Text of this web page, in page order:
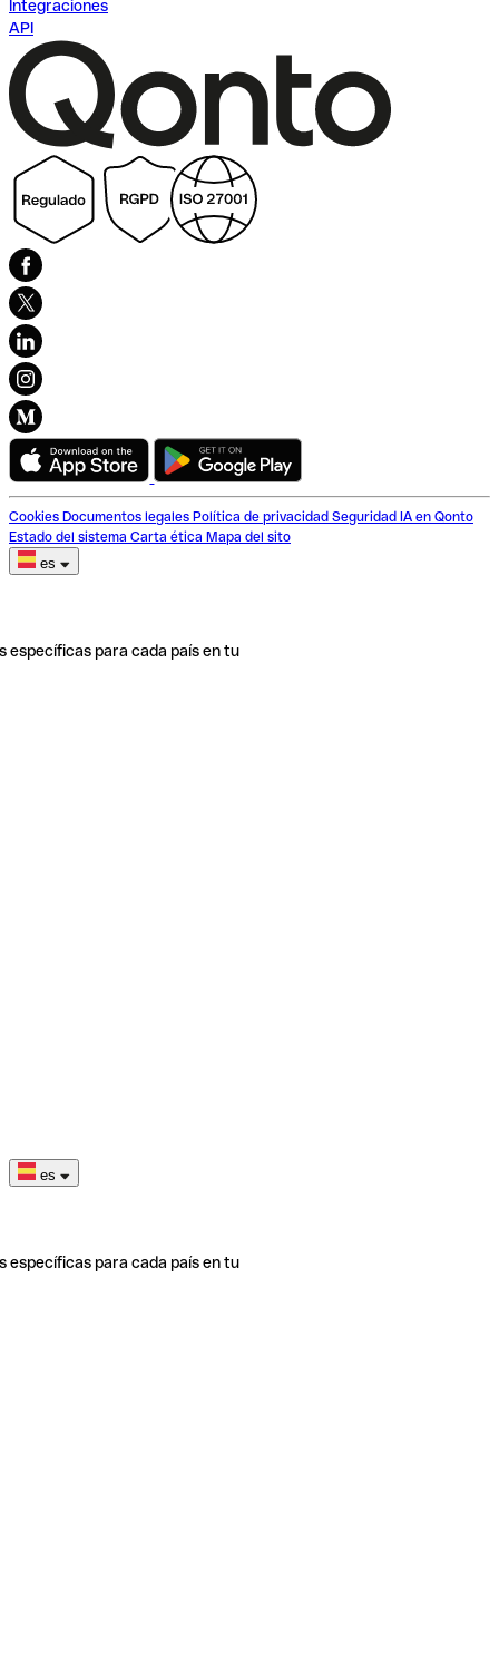
Integraciones
API
Cookies Documentos legales Política de privacidad Seguridad IA en Qonto
Estado del sistema Carta ética Mapa del sito
es
específicas para cada país en tu
es
específicas para cada país en tu